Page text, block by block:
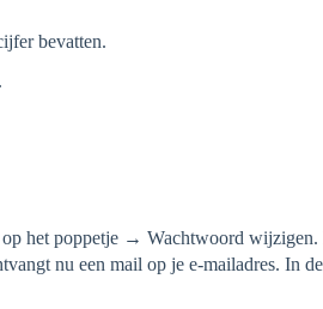
bevatten.
het poppetje → Wachtwoord wijzigen.
nu een mail op je e-mailadres. In